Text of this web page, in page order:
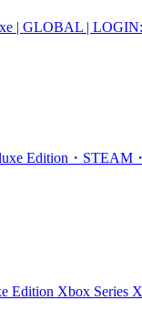
| GLOBAL |
Edition・STEAM
Edition Xbox Series